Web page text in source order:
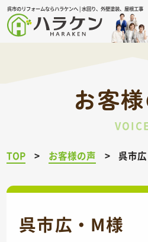
呉市のリフォームならハラケンへ | 水回り、外壁塗装、屋根工事
お客
TOP お客様の声 呉市
呉市広・M様